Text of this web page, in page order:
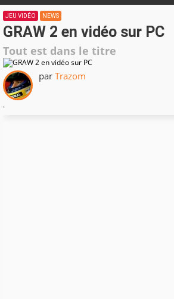
JEU VIDÉO NEWS
GRAW 2 en vidéo sur PC
Tout est dans le titre
par Trazom
.